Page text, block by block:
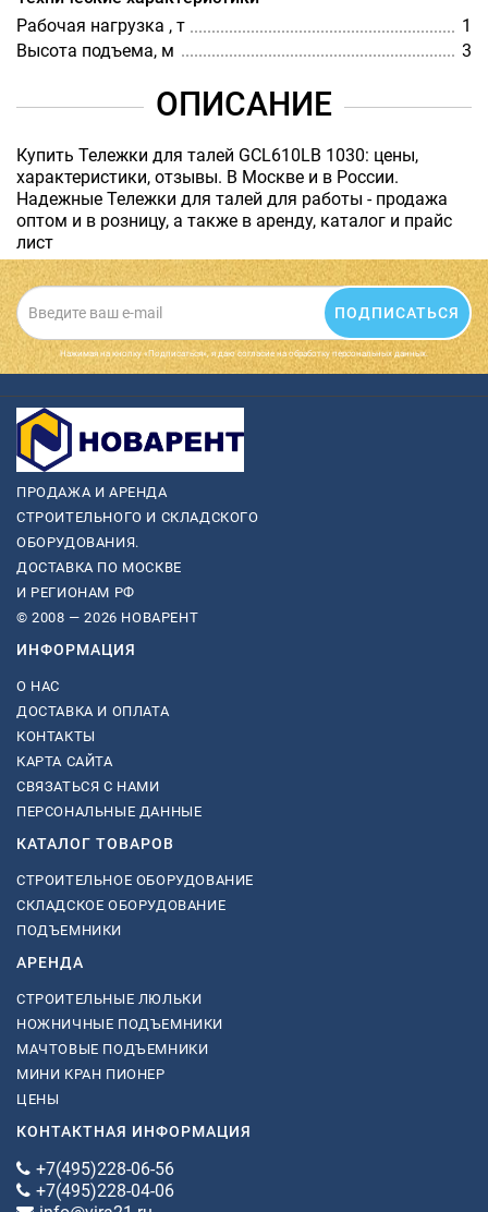
Рабочая нагрузка , т
1
Высота подъема, м
3
ОПИСАНИЕ
Купить Тележки для талей GCL610LB 1030: цены,
характеристики, отзывы. В Москве и в России.
Надежные Тележки для талей для работы - продажа
оптом и в розницу, а также в аренду, каталог и прайс
лист
ПОДПИСАТЬСЯ
Нажимая на кнопку «Подписаться», я даю cогласие на обработку персональных данных.
ПРОДАЖА И АРЕНДА
СТРОИТЕЛЬНОГО И СКЛАДСКОГО
ОБОРУДОВАНИЯ.
ДОСТАВКА ПО МОСКВЕ
И РЕГИОНАМ РФ
© 2008 — 2026 НОВАРЕНТ
ИНФОРМАЦИЯ
О НАС
ДОСТАВКА И ОПЛАТА
КОНТАКТЫ
КАРТА САЙТА
СВЯЗАТЬСЯ С НАМИ
ПЕРСОНАЛЬНЫЕ ДАННЫЕ
КАТАЛОГ ТОВАРОВ
СТРОИТЕЛЬНОЕ ОБОРУДОВАНИЕ
СКЛАДСКОЕ ОБОРУДОВАНИЕ
ПОДЪЕМНИКИ
АРЕНДА
СТРОИТЕЛЬНЫЕ ЛЮЛЬКИ
НОЖНИЧНЫЕ ПОДЪЕМНИКИ
МАЧТОВЫЕ ПОДЪЕМНИКИ
МИНИ КРАН ПИОНЕР
ЦЕНЫ
КОНТАКТНАЯ ИНФОРМАЦИЯ
+7(495)228-06-56
+7(495)228-04-06